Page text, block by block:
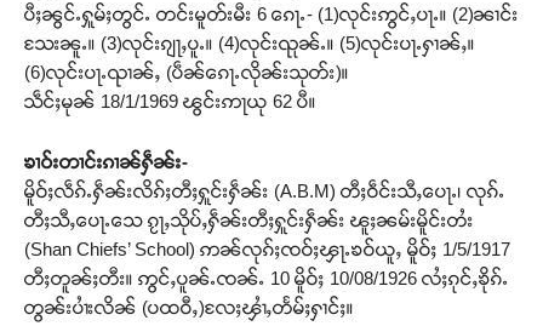
ပီႈၼွင်ႉႁူမ်ႈတွင်ႉ တင်းမူတ်းမီး 6 ၵေႃႉ- (1)လုင်းဢွင်ႇပႃႉ။ (2)ၼၢင်း
သႄးၼူႉ။ (3)လုင်းၵျႃႇပူႉ။ (4)လုင်းၺုၼ်ႉ။ (5)လုင်းပႃႉႁၢၼ်ႇ။
(6)လုင်းပႃႉၺၢၼ်ႇ (ပဵၼ်ၵေႃႉလိုၼ်းသုတ်း)။
သဵင်ႈမုၼ် 18/1/1969 ၽွင်းဢႃယု 62 ပီ။
ၶၢဝ်းတၢင်းၵၢၼ်ႁဵၼ်း-
မိူဝ်ႈလဵၵ်ႉႁဵၼ်းလိၵ်ႈတီႈႁူင်းႁဵၼ်း (A.B.M) တီႈဝဵင်းသီႇပေႃႉ၊ လုၵ်ႉ
တီႈသီႇပေႃႉသေ ၵႂႃႇသိုပ်ႇႁဵၼ်းတီႈႁူင်းႁဵၼ်း ၽူႈၼမ်းမိူင်းတႆး
(Shan Chiefs’ School) ဢၼ်လုၵ်ႈၸဝ်ႈၾႃႉၶဝ်ယူႇ မိူဝ်ႈ 1/5/1917
တီႈတူၼ်ႈတီး။ ဢွင်ႇပူၼ်ႉၸၼ်ႉ 10 မိူဝ်ႈ 10/08/1926 လႆႈၵုင်ႇၶိုၵ်ႉ
တွၼ်းပၢႆးလိၼ် (ပထဝီႇ)လႄႈၾၢႆႇတႅမ်ႈႁၢင်ႈ။